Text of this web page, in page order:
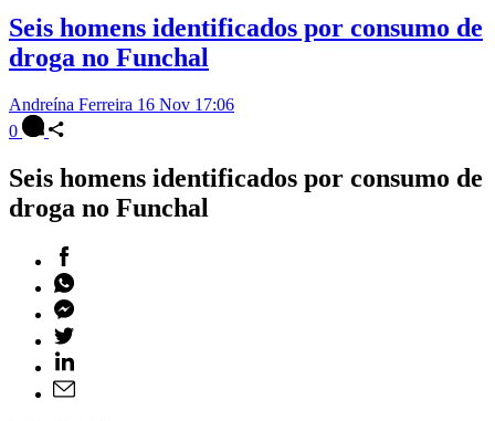
Seis homens identificados por consumo de
droga no Funchal
Andreína Ferreira 16 Nov 17:06
0
Seis homens identificados por consumo de
droga no Funchal